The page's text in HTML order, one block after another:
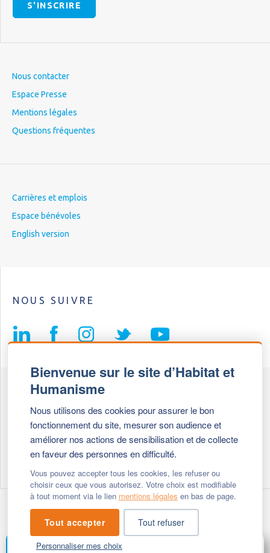
Bienvenue sur le site d’Habitat et
Humanisme
Nous utilisons des cookies pour assurer le bon
fonctionnement du site, mesurer son audience et
améliorer nos actions de sensibilisation et de collecte
en faveur des personnes en difficulté.
Vous pouvez accepter tous les cookies, les refuser ou
choisir ceux que vous autorisez. Votre choix est modifiable
à tout moment via le lien mentions légales en bas de page.
Tout accepter Tout refuser
Personnaliser mes choix
S'INSCRIRE
Nous contacter
Espace Presse
Mentions légales
Questions fréquentes
Carrières et emplois
Espace bénévoles
English version
NOUS SUIVRE
69647 Caluire et Cuire cedex
+ 33 (0)4 72 27 42 58
- © 2026 Habitat & Humanisme